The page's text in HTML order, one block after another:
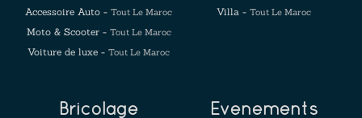
Accessoire Auto - Tout Le Maroc
Moto & Scooter - Tout Le Maroc
Voiture de luxe - Tout Le Maroc
Villa - Tout Le Maroc
Bricolage Evenements